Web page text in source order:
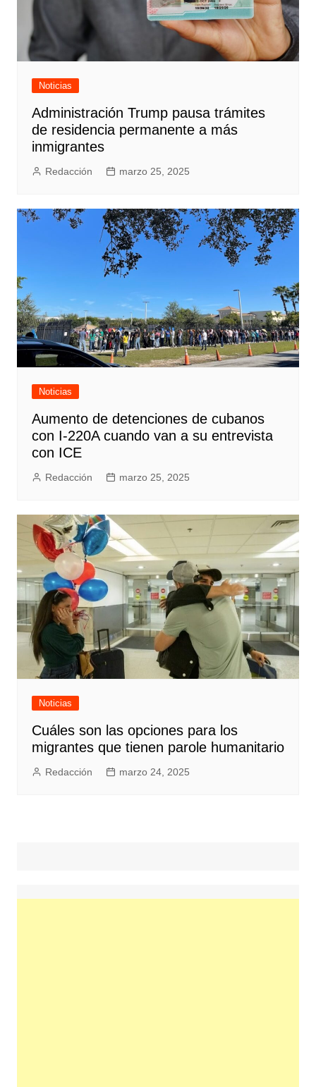
Noticias
Administración Trump pausa trámites
de residencia permanente a más
inmigrantes
Redacción marzo 25, 2025
Noticias
Aumento de detenciones de cubanos
con I-220A cuando van a su entrevista
con ICE
Redacción marzo 25, 2025
Noticias
Cuáles son las opciones para los
migrantes que tienen parole humanitario
Redacción marzo 24, 2025